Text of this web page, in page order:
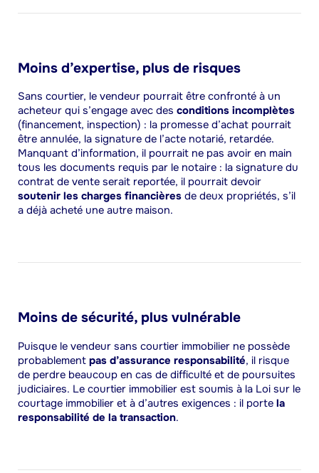
Moins d’expertise, plus de risques
Sans courtier, le vendeur pourrait être confronté à un
acheteur qui s’engage avec des conditions incomplètes
(financement, inspection) : la promesse d’achat pourrait
être annulée, la signature de l’acte notarié, retardée.
Manquant d’information, il pourrait ne pas avoir en main
tous les documents requis par le notaire : la signature du
contrat de vente serait reportée, il pourrait devoir
soutenir les charges financières de deux propriétés, s’il
a déjà acheté une autre maison.
Moins de sécurité, plus vulnérable
Puisque le vendeur sans courtier immobilier ne possède
probablement pas d’assurance responsabilité, il risque
de perdre beaucoup en cas de difficulté et de poursuites
judiciaires. Le courtier immobilier est soumis à la Loi sur le
courtage immobilier et à d’autres exigences : il porte la
responsabilité de la transaction.